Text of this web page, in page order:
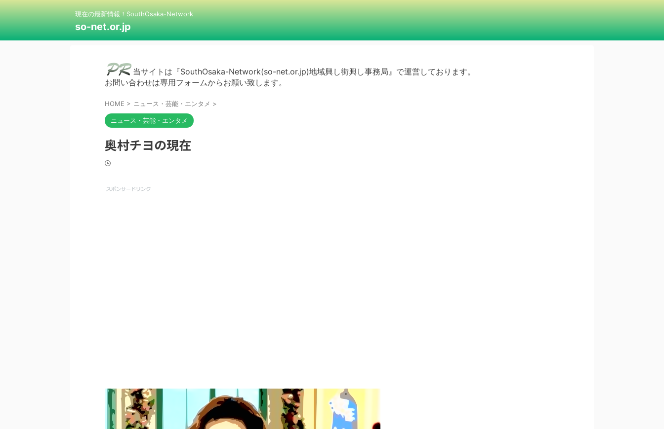
現在の最新情報！SouthOsaka-Network
so-net.or.jp
当サイトは『SouthOsaka-Network(so-net.or.jp)地域興し街興し事務局』で運営しております。
お問い合わせは専用フォームからお願い致します。
HOME > ニュース・芸能・エンタメ >
ニュース・芸能・エンタメ
奥村チヨの現在